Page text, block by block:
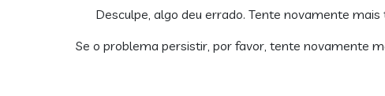
Desculpe, algo deu errado. Tente novamente mais
Se o problema persistir, por favor, tente novamente